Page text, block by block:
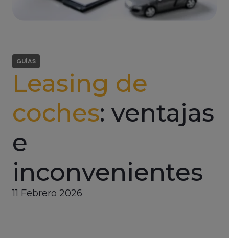
GUÍAS
Leasing de
coches: ventajas
e
inconvenientes
11 Febrero 2026